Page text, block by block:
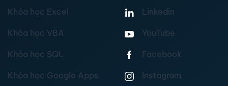
Khóa học Excel
Khóa học VBA
Khóa học SQL
Khóa học Google Apps
Linkedin
YouTube
Facebook
Instagram